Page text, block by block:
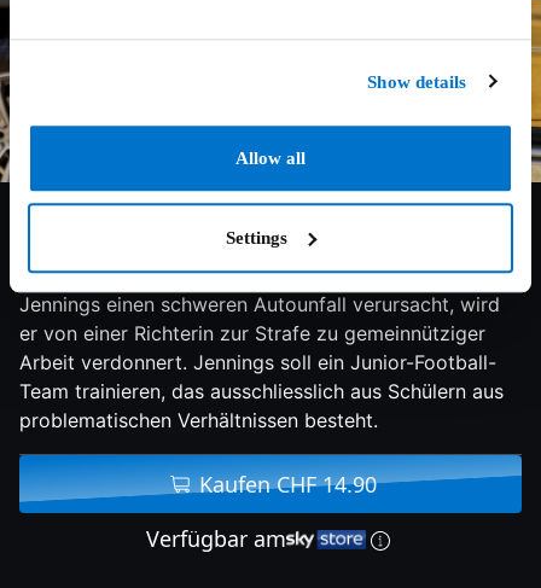
Show details
Allow all
Settings
7/10 2024 92 min Komödie
Als der ehemalige Football-Star Jaycen „Two Js“
Jennings einen schweren Autounfall verursacht, wird
er von einer Richterin zur Strafe zu gemeinnütziger
Arbeit verdonnert. Jennings soll ein Junior-Football-
Team trainieren, das ausschliesslich aus Schülern aus
problematischen Verhältnissen besteht.
Kaufen CHF 14.90
Verfügbar am